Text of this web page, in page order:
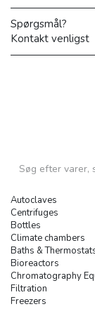
Spørgsmål?
Kontakt venligst
Autoclaves
Centrifuges
Bottles
Climate chambers
Baths &
Bioreactors
Chromatography
Filtration
Freezers